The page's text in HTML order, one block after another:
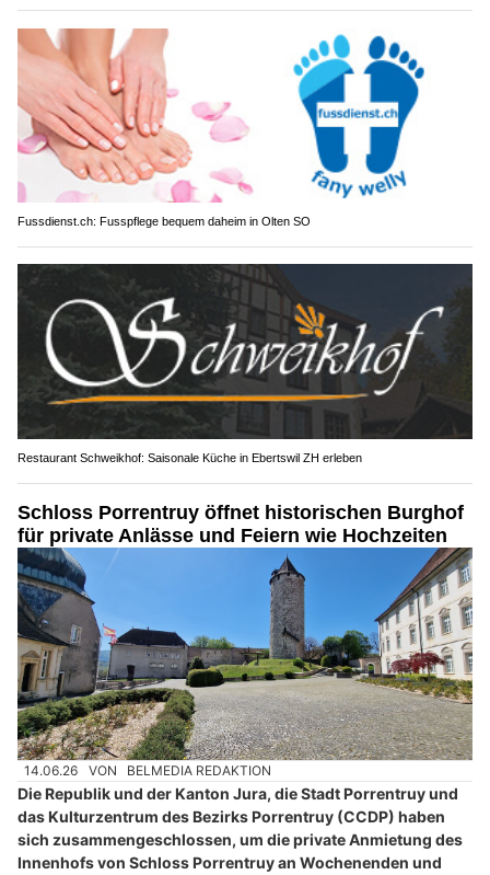
Fussdienst.ch: Fusspflege bequem daheim in Olten SO
Restaurant Schweikhof: Saisonale Küche in Ebertswil ZH erleben
Schloss Porrentruy öffnet historischen Burghof
für private Anlässe und Feiern wie Hochzeiten
14.06.26 VON BELMEDIA REDAKTION
Die Republik und der Kanton Jura, die Stadt Porrentruy und
das Kulturzentrum des Bezirks Porrentruy (CCDP) haben
sich zusammengeschlossen, um die private Anmietung des
Innenhofs von Schloss Porrentruy an Wochenenden und